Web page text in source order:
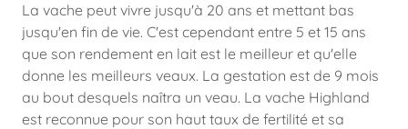
La vache peut vivre jusqu'à 20 ans et mettant bas
jusqu'en fin de vie. C'est cependant entre 5 et 15 ans
que son rendement en lait est le meilleur et qu'elle
donne les meilleurs veaux. La gestation est de 9 mois
au bout desquels naîtra un veau. La vache Highland
est reconnue pour son haut taux de fertilité et sa